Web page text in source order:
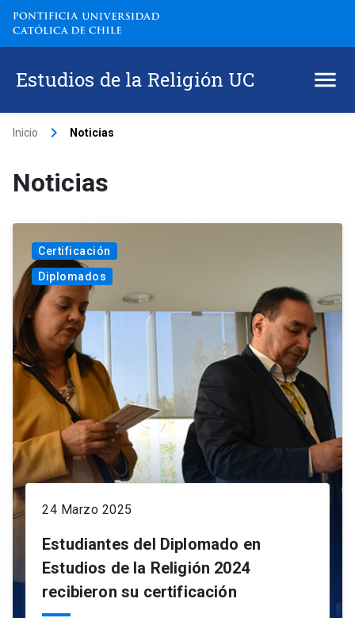
Estudios de la Religión UC
Inicio keyboard_arrow_right Noticias
Noticias
Certificación
Diplomados
24 Marzo 2025
Estudiantes del Diplomado en
Estudios de la Religión 2024
recibieron su certificación